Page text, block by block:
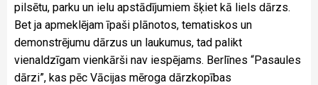
pilsētu, parku un ielu apstādījumiem šķiet kā liels dārzs.
Bet ja apmeklējam īpaši plānotos, tematiskos un
demonstrējumu dārzus un laukumus, tad palikt
vienaldzīgam vienkārši nav iespējams. Berlīnes “Pasaules
dārzi”, kas pēc Vācijas mēroga dārzkopības